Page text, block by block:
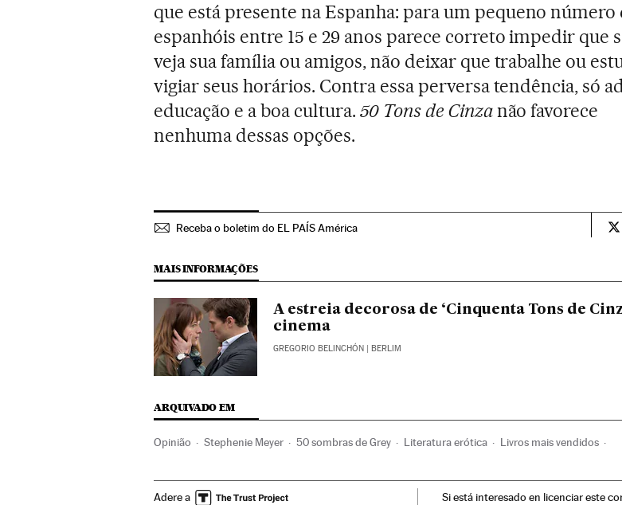
que está presente na Espanha: para um pequeno número
espanhóis entre 15 e 29 anos parece correto impedir que
veja sua família ou amigos, não deixar que trabalhe ou
vigiar seus horários. Contra essa perversa tendência, só
educação e a boa cultura. 50 Tons de Cinzanão favorece
nenhuma dessas opções.
Receba o boletim do EL PAÍS América
MAIS INFORMAÇÕES
A estreia decorosa de ‘Cinquenta Tons de
cinema
GREGORIO BELINCHÓN | BERLIM
ARQUIVADO EM
Opinião Stephenie Meyer 50 sombras de Grey Literatura erótica Livros mais vendidos
Adere a
Si está interesado en licenciar este